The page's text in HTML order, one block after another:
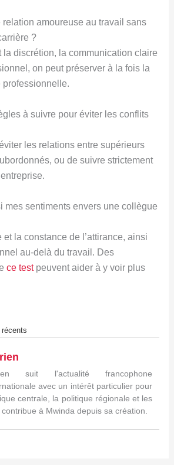
relation amoureuse au travail sans
?
la discrétion, la communication claire
on peut préserver à la fois la
professionnelle.
à suivre pour éviter les conflits
les relations entre supérieurs
ou de suivre strictement
mes sentiments envers une collègue
la constance de l’attirance, ainsi
au-delà du travail. Des
ce testpeuvent aider à y voir plus
suit l'actualité francophone
avec un intérêt particulier pour
centrale, la politique régionale et les
à Mwinda depuis sa création.